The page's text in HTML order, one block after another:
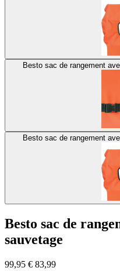
Besto sac de
sauvetage
99,95 € 83,99